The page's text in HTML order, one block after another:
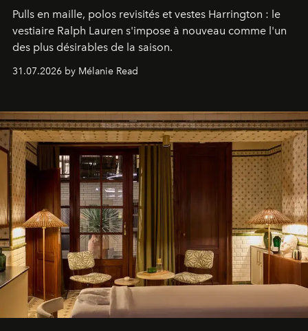
Pulls en maille, polos revisités et vestes Harrington : le
vestiaire Ralph Lauren s'impose à nouveau comme l'un
des plus désirables de la saison.
31.07.2026 by Mélanie Read